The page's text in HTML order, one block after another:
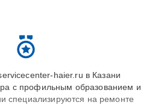
haier.ru в Казани
с профильным образованием и
специализируются на ремонте